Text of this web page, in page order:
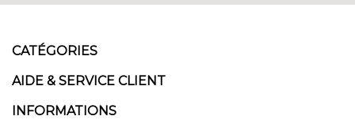
CATÉGORIES
AIDE & SERVICE CLIENT
INFORMATIONS